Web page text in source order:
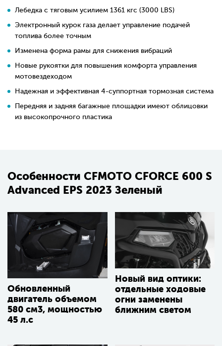
Лебедка с тяговым усилием 1361 кгс (3000 LBS)
Электронный курок газа делает управление подачей
топлива более точным
Изменена форма рамы для снижения вибраций
Новые рукоятки для повышения комфорта управления
мотовездеходом
Надежная и эффективная 4-суппортная тормозная система
Передняя и задняя багажные площадки имеют облицовки
из высокопрочного пластика
Особенности CFMOTO CFORCE 600 S
Advanced EPS 2023 Зеленый
Обновленный
двигатель объемом
580 см3, мощностью
45 л.с
Новый вид оптики:
отдельные ходовые
огни заменены
ближним светом